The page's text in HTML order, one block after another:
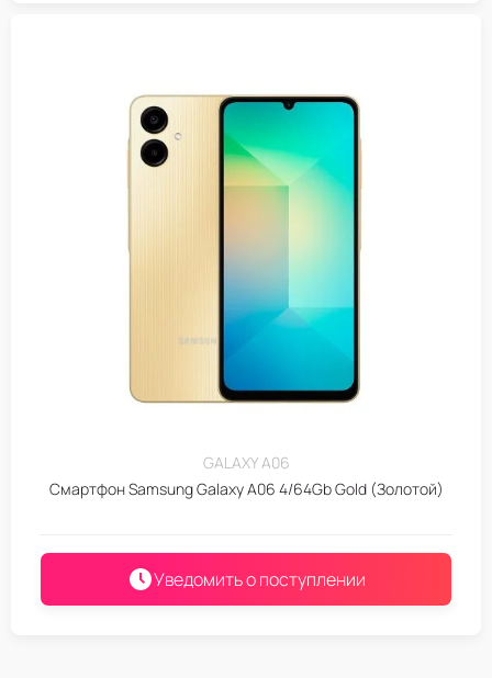
GALAXY A06
Смартфон Samsung Galaxy A06 4/64Gb Gold (Золотой)
Уведомить о поступлении